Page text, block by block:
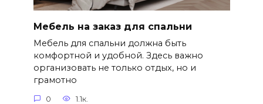
Мебель на заказ для спальни
Мебель для спальни должна быть
комфортной и удобной. Здесь важно
организовать не только отдых, но и
грамотно
0 1.1к.